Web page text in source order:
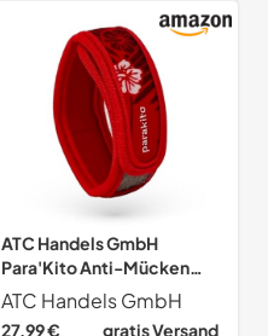
Sport, DEET-frei, non-toxic
ATC Handels GmbH
Para'Kito Anti-Mücken
Armband inkl. 2 Pellets für
Kinder und Erwachsene -
ATC Handels GmbH
27,99 € gratis Versand